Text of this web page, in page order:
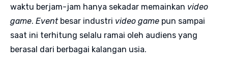
waktu berjam-jam hanya sekadar memainkan video
game. Eventbesar industri video game pun sampai
saat ini terhitung selalu ramai oleh audiens yang
berasal dari berbagai kalangan usia.